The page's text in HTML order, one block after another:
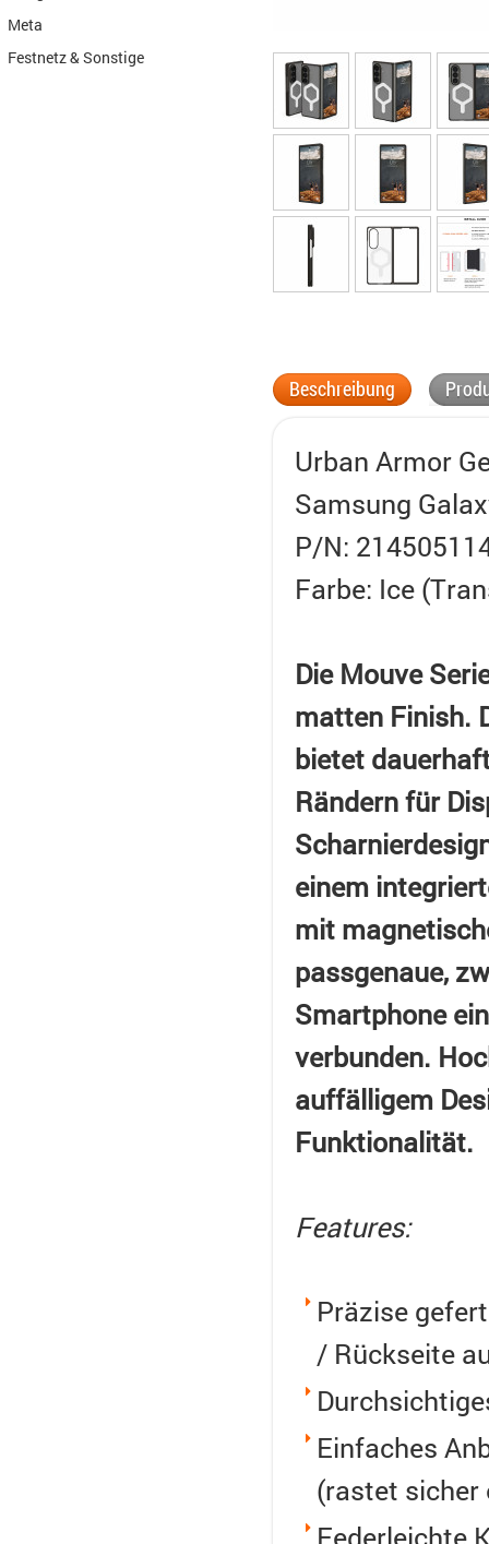
Beschreibung
Urban Armor
Samsung
P/N:
Farbe: Ice
Die Mouve
matten Finish.
bietet
Rändern für
einem
mit
passgenaue,
Smartphone
verbunden.
auffälligem
Funktionalität.
Features:
Präzise
/ Rückseite
Einfaches
(rastet sicher
Federleichte
Meta
Festnetz & Sonstige